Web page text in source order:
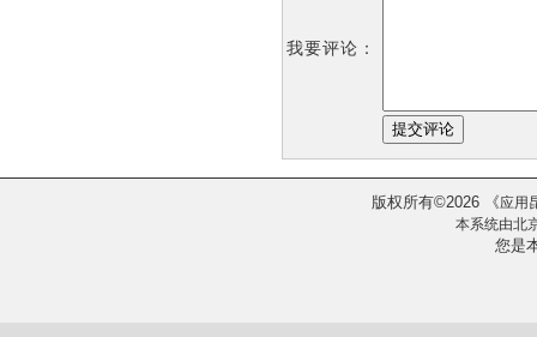
我要评论：
版权所有©2026 《应用
本系统由北
您是